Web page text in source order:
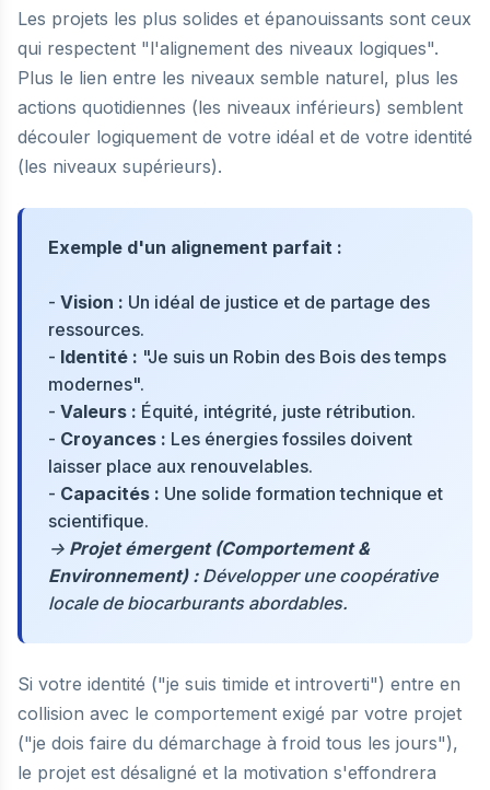
Les projets les plus solides et épanouissants sont ceux
qui respectent "l'alignement des niveaux logiques".
Plus le lien entre les niveaux semble naturel, plus les
actions quotidiennes (les niveaux inférieurs) semblent
découler logiquement de votre idéal et de votre identité
(les niveaux supérieurs).
Exemple d'un alignement parfait :
- Vision : Un idéal de justice et de partage des
ressources.
- Identité : "Je suis un Robin des Bois des temps
modernes".
- Valeurs : Équité, intégrité, juste rétribution.
- Croyances : Les énergies fossiles doivent
laisser place aux renouvelables.
- Capacités : Une solide formation technique et
scientifique.
-> Projet émergent (Comportement &
Environnement) :Développer une coopérative
locale de biocarburants abordables.
Si votre identité ("je suis timide et introverti") entre en
collision avec le comportement exigé par votre projet
("je dois faire du démarchage à froid tous les jours"),
le projet est désaligné et la motivation s'effondrera